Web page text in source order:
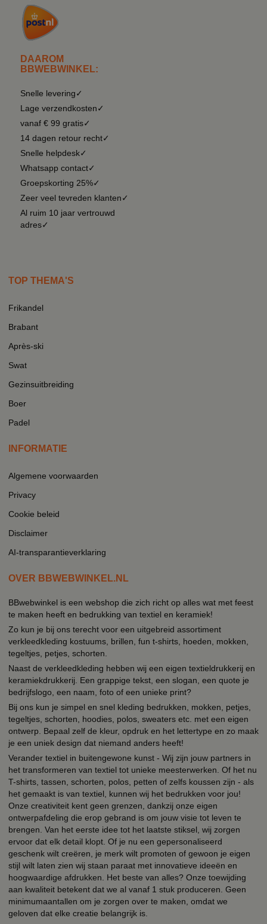
DAAROM
BBWEBWINKEL:
Snelle levering✓
Lage verzendkosten✓
vanaf € 99 gratis✓
14 dagen retour recht✓
Snelle helpdesk✓
Whatsapp contact✓
Groepskorting 25%✓
Zeer veel tevreden klanten✓
Al ruim 10 jaar vertrouwd
adres✓
TOP THEMA'S
Frikandel
Brabant
Après-ski
Swat
Gezinsuitbreiding
Boer
Padel
INFORMATIE
Algemene voorwaarden
Privacy
Cookie beleid
Disclaimer
AI-transparantieverklaring
OVER BBWEBWINKEL.NL
BBwebwinkel is een webshop die zich richt op alles wat met feest
te maken heeft en bedrukking van textiel en keramiek!
Zo kun je bij ons terecht voor een uitgebreid assortiment
verkleedkleding kostuums, brillen, fun t-shirts, hoeden, mokken,
tegeltjes, petjes, schorten.
Naast de verkleedkleding hebben wij een eigen textieldrukkerij en
keramiekdrukkerij. Een grappige tekst, een slogan, een quote je
bedrijfslogo, een naam, foto of een unieke print?
Bij ons kun je simpel en snel kleding bedrukken, mokken, petjes,
tegeltjes, schorten, hoodies, polos, sweaters etc. met een eigen
ontwerp. Bepaal zelf de kleur, opdruk en het lettertype en zo maak
je een uniek design dat niemand anders heeft!
Verander textiel in buitengewone kunst - Wij zijn jouw partners in
het transformeren van textiel tot unieke meesterwerken. Of het nu
T-shirts, tassen, schorten, polos, petten of zelfs koussen zijn - als
het gemaakt is van textiel, kunnen wij het bedrukken voor jou!
Onze creativiteit kent geen grenzen, dankzij onze eigen
ontwerpafdeling die erop gebrand is om jouw visie tot leven te
brengen. Van het eerste idee tot het laatste stiksel, wij zorgen
ervoor dat elk detail klopt. Of je nu een gepersonaliseerd
geschenk wilt creëren, je merk wilt promoten of gewoon je eigen
stijl wilt laten zien wij staan paraat met innovatieve ideeën en
hoogwaardige afdrukken. Het beste van alles? Onze toewijding
aan kwaliteit betekent dat we al vanaf 1 stuk produceren. Geen
minimumaantallen om je zorgen over te maken, omdat we
geloven dat elke creatie belangrijk is.